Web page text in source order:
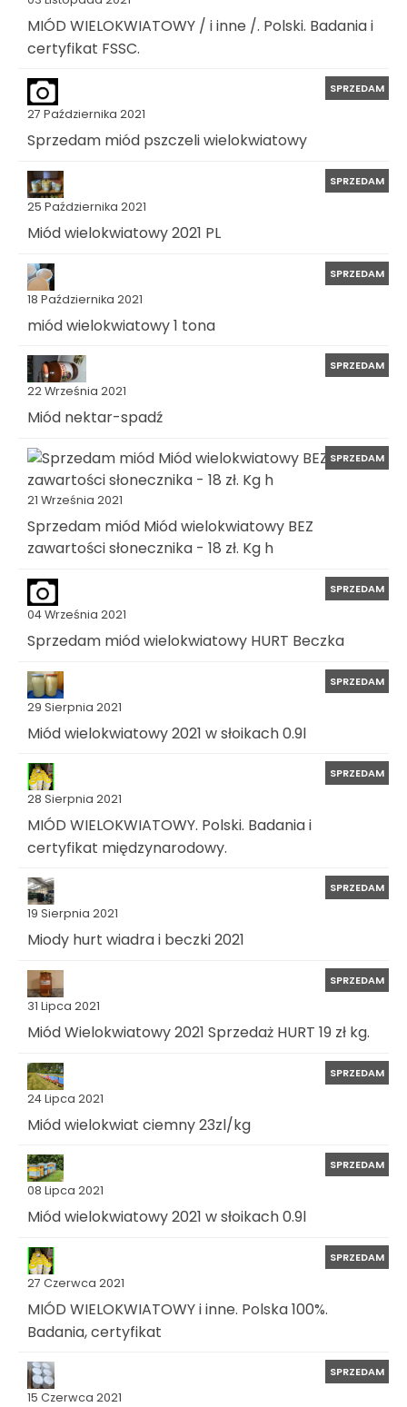
MIÓD WIELOKWIATOWY / i inne /. Polski. Badania i
certyfikat FSSC.
27 Października 2021
SPRZEDAM
Sprzedam miód pszczeli wielokwiatowy
25 Października 2021
SPRZEDAM
Miód wielokwiatowy 2021 PL
18 Października 2021
SPRZEDAM
miód wielokwiatowy 1 tona
22 Września 2021
SPRZEDAM
Miód nektar-spadź
21 Września 2021
SPRZEDAM
Sprzedam miód Miód wielokwiatowy BEZ
zawartości słonecznika - 18 zł. Kg h
04 Września 2021
SPRZEDAM
Sprzedam miód wielokwiatowy HURT Beczka
29 Sierpnia 2021
SPRZEDAM
Miód wielokwiatowy 2021 w słoikach 0.9l
28 Sierpnia 2021
SPRZEDAM
MIÓD WIELOKWIATOWY. Polski. Badania i
certyfikat międzynarodowy.
19 Sierpnia 2021
SPRZEDAM
Miody hurt wiadra i beczki 2021
31 Lipca 2021
SPRZEDAM
Miód Wielokwiatowy 2021 Sprzedaż HURT 19 zł kg.
24 Lipca 2021
SPRZEDAM
Miód wielokwiat ciemny 23zl/kg
08 Lipca 2021
SPRZEDAM
Miód wielokwiatowy 2021 w słoikach 0.9l
27 Czerwca 2021
SPRZEDAM
MIÓD WIELOKWIATOWY i inne. Polska 100%.
Badania, certyfikat
15 Czerwca 2021
SPRZEDAM